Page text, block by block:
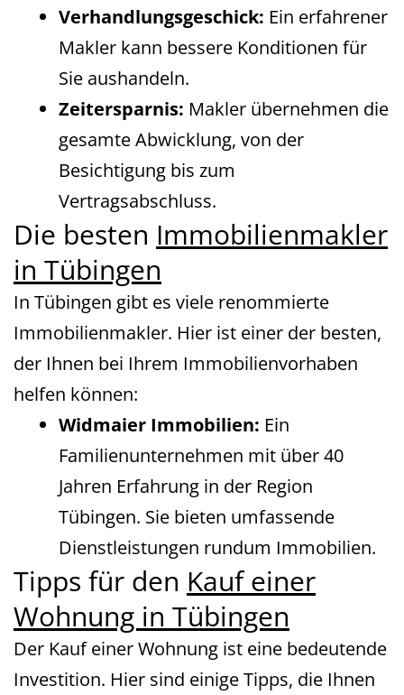
Verhandlungsgeschick: Ein erfahrener
Makler kann bessere Konditionen für
Sie aushandeln.
Zeitersparnis: Makler übernehmen die
gesamte Abwicklung, von der
Besichtigung bis zum
Vertragsabschluss.
Die besten Immobilienmakler
in Tübingen
In Tübingen gibt es viele renommierte
Immobilienmakler. Hier ist einer der besten,
der Ihnen bei Ihrem Immobilienvorhaben
helfen können:
Widmaier Immobilien: Ein
Familienunternehmen mit über 40
Jahren Erfahrung in der Region
Tübingen. Sie bieten umfassende
Dienstleistungen rundum Immobilien.
Tipps für den Kauf einer
Wohnung in Tübingen
Der Kauf einer Wohnung ist eine bedeutende
Investition. Hier sind einige Tipps, die Ihnen